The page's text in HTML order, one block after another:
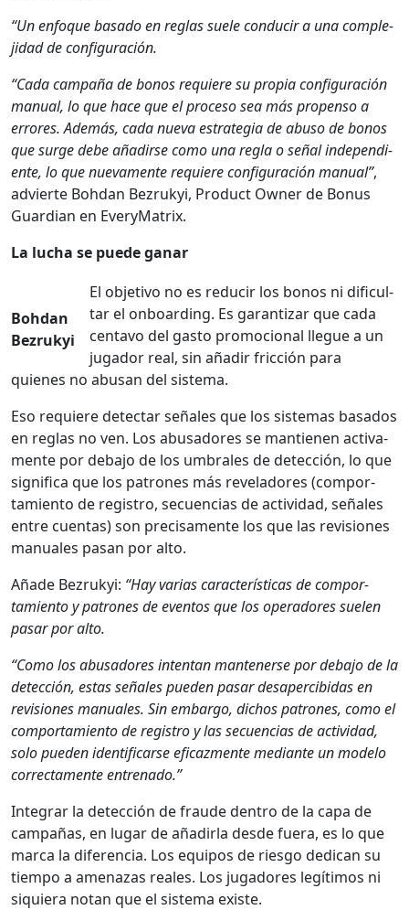
“Un enfoque basa­do en reglas suele con­ducir a una com­ple­
ji­dad de con­fig­u­ración.
“Cada cam­paña de bonos requiere su propia con­fig­u­ración
man­u­al, lo que hace que el pro­ce­so sea más propen­so a
errores. Además, cada nue­va estrate­gia de abu­so de bonos
que surge debe añadirse como una regla o señal inde­pen­di­
ente, lo que nue­va­mente requiere con­fig­u­ración man­u­al”,
advierte Bohdan Bezrukyi, Prod­uct Own­er de Bonus
Guardian en Every­Ma­trix.
La lucha se puede ganar
Bohdan
Bezrukyi
El obje­ti­vo no es reducir los bonos ni difi­cul­
tar el onboard­ing. Es garan­ti­zar que cada
cen­ta­vo del gas­to pro­mo­cional llegue a un
jugador real, sin añadir fric­ción para
quienes no abu­san del sis­tema.
Eso requiere detec­tar señales que los sis­temas basa­dos
en reglas no ven. Los abu­sadores se mantienen acti­va­
mente por deba­jo de los umbrales de detec­ción, lo que
sig­nifi­ca que los patrones más rev­e­ladores (com­por­
tamien­to de reg­istro, secuen­cias de activi­dad, señales
entre cuen­tas) son pre­cisa­mente los que las revi­siones
man­uales pasan por alto.
Añade Bezrukyi: “Hay varias car­ac­terís­ti­cas de com­por­
tamien­to y patrones de even­tos que los oper­adores sue­len
pasar por alto.
“Como los abu­sadores inten­tan man­ten­erse por deba­jo de la
detec­ción, estas señales pueden pasar desapercibidas en
revi­siones man­uales. Sin embar­go, dichos patrones, como el
com­por­tamien­to de reg­istro y las secuen­cias de activi­dad,
solo pueden iden­ti­fi­carse efi­caz­mente medi­ante un mod­e­lo
cor­rec­ta­mente entre­na­do.”
Inte­grar la detec­ción de fraude den­tro de la capa de
cam­pañas, en lugar de añadirla des­de fuera, es lo que
mar­ca la difer­en­cia. Los equipos de ries­go ded­i­can su
tiem­po a ame­nazas reales. Los jugadores legí­ti­mos ni
siquiera notan que el sis­tema existe.